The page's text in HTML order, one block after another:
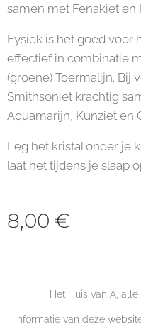
samen met Fenakiet en
Fysiek is het goed voor
effectief in combinatie
(groene) Toermalijn. Bij
Smithsoniet krachtig
Aquamarijn, Kunziet en
Leg het kristal onder je
laat het tijdens je slaap
8,00 €
Het Huis van A,
Informatie van deze